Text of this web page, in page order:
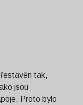
tak,
jsou
Proto bylo